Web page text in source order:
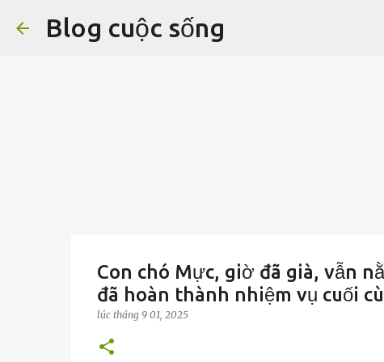
Blog cuộc sống
Con chó Mực, giờ đã già, vẫn
đã hoàn thành nhiệm vụ cuối
lúc tháng 9 01, 2025